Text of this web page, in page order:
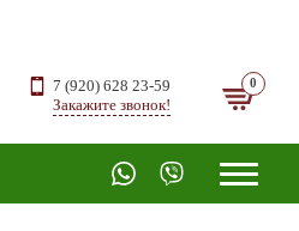
7 (920) 628 23-59
Закажите звонок!